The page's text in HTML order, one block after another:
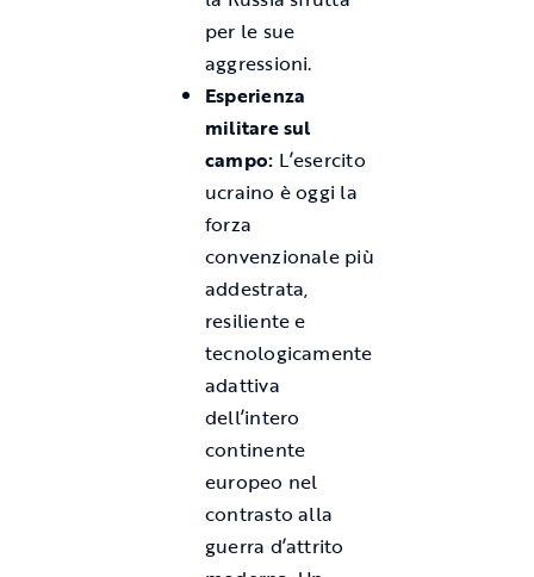
per le sue
aggressioni.
Esperienza
militare sul
campo: L’esercito
ucraino è oggi la
forza
convenzionale più
addestrata,
resiliente e
tecnologicamente
adattiva
dell’intero
continente
europeo nel
contrasto alla
guerra d’attrito